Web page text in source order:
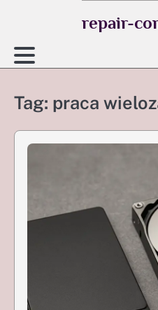
repair-
Tag: praca